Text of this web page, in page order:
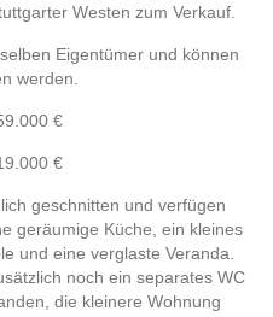
Westen zum Verkauf.
Eigentümer und können
werden.
€
€
geschnitten und verfügen
geräumige Küche, ein kleines
und eine verglaste Veranda.
noch ein separates WC
die kleinere Wohnung